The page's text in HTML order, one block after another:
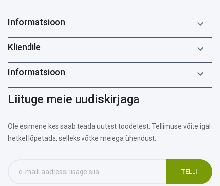
Informatsioon 
Kliendile 
Informatsioon 
Liituge meie uudiskirjaga
Ole esimene kes saab teada uutest toodetest. Tellimuse võite igal
hetkel lõpetada, selleks võtke meiega ühendust.